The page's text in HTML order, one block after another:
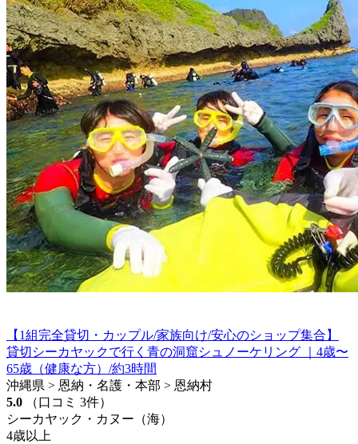
【1組完全貸切・カップル/家族向け/安心のショップ集合】
貸切シーカヤックで行く青の洞窟シュノーケリング ｜4歳〜
65歳（健康な方）/約3時間
沖縄県 > 恩納・名護・本部 > 恩納村
5.0
（口コミ 3件）
シーカヤック・カヌー（海）
4歳以上